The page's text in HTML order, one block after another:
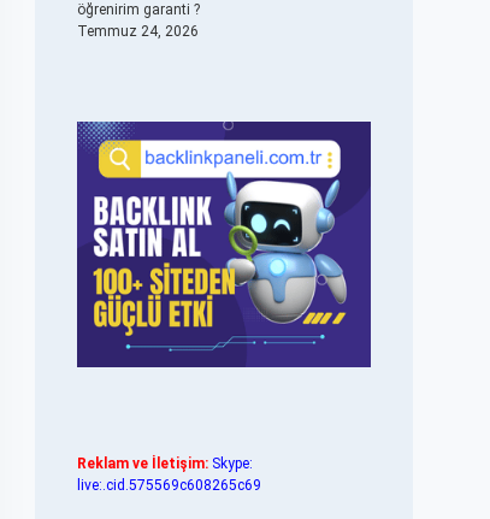
öğrenirim garanti ?
Temmuz 24, 2026
Reklam ve İletişim: Skype:
live:.cid.575569c608265c69